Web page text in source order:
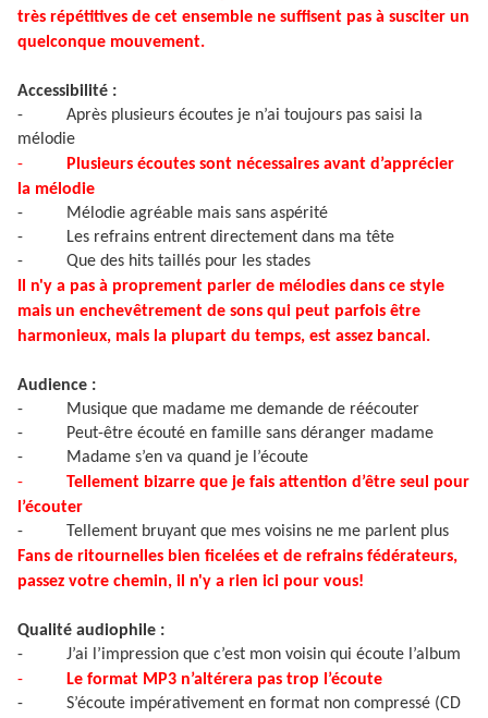
très répétitives de cet ensemble ne suffisent pas à susciter un
quelconque mouvement.
Accessibilité :
-
Après plusieurs écoutes je n’ai toujours pas saisi la
mélodie
-
Plusieurs écoutes sont nécessaires avant d’apprécier
la mélodie
-
Mélodie agréable mais sans aspérité
-
Les refrains entrent directement dans ma tête
-
Que des hits taillés pour les stades
Il n'y a pas à proprement parler de mélodies dans ce style
mais un enchevêtrement de sons qui peut parfois être
harmonieux, mais la plupart du temps, est assez bancal.
Audience :
-
Musique que madame me demande de réécouter
-
Peut-être écouté en famille sans déranger madame
-
Madame s’en va quand je l’écoute
-
Tellement bizarre que je fais attention d’être seul pour
l’écouter
-
Tellement bruyant que mes voisins ne me parlent plus
Fans de ritournelles bien ficelées et de refrains fédérateurs,
passez votre chemin, il n'y a rien ici pour vous!
Qualité audiophile :
-
J’ai l’impression que c’est mon voisin qui écoute l’album
-
Le format MP3 n’altérera pas trop l’écoute
-
S’écoute impérativement en format non compressé (CD